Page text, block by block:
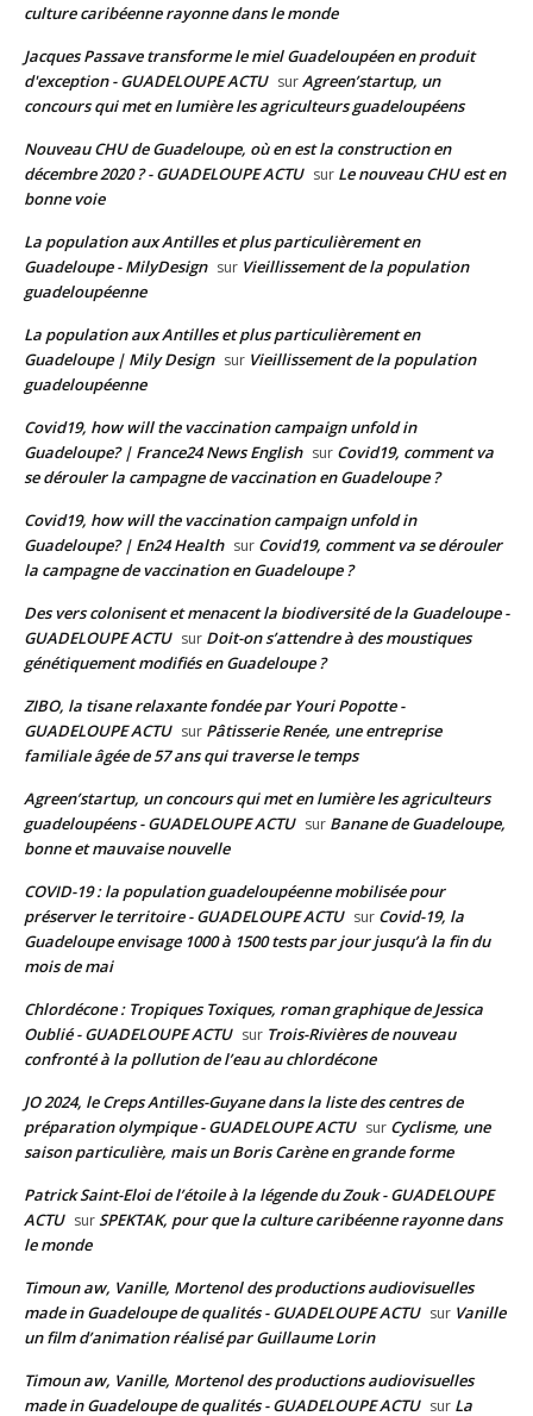
culture caribéenne rayonne dans le monde
Jacques Passave transforme le miel Guadeloupéen en produit
d'exception - GUADELOUPE ACTU surAgreen’startup, un
concours qui met en lumière les agriculteurs guadeloupéens
Nouveau CHU de Guadeloupe, où en est la construction en
décembre 2020 ? - GUADELOUPE ACTU sur Le nouveau CHU est en
bonne voie
La population aux Antilles et plus particulièrement en
Guadeloupe - MilyDesign sur Vieillissement de la population
guadeloupéenne
La population aux Antilles et plus particulièrement en
Guadeloupe | Mily Design sur Vieillissement de la population
guadeloupéenne
Covid19, how will the vaccination campaign unfold in
Guadeloupe? | France24 News English sur Covid19, comment va
se dérouler la campagne de vaccination en Guadeloupe ?
Covid19, how will the vaccination campaign unfold in
Guadeloupe? | En24 Health sur Covid19, comment va se dérouler
la campagne de vaccination en Guadeloupe ?
Des vers colonisent et menacent la biodiversité de la Guadeloupe -
GUADELOUPE ACTU sur Doit-on s’attendre à des moustiques
génétiquement modifiés en Guadeloupe ?
ZIBO, la tisane relaxante fondée par Youri Popotte -
GUADELOUPE ACTU sur Pâtisserie Renée, une entreprise
familiale âgée de 57 ans qui traverse le temps
Agreen’startup, un concours qui met en lumière les agriculteurs
guadeloupéens - GUADELOUPE ACTU sur Banane de Guadeloupe,
bonne et mauvaise nouvelle
COVID-19 : la population guadeloupéenne mobilisée pour
préserver le territoire - GUADELOUPE ACTU sur Covid-19, la
Guadeloupe envisage 1000 à 1500 tests par jour jusqu’à la fin du
mois de mai
Chlordécone : Tropiques Toxiques, roman graphique de Jessica
Oublié - GUADELOUPE ACTU sur Trois-Rivières de nouveau
confronté à la pollution de l’eau au chlordécone
JO 2024, le Creps Antilles-Guyane dans la liste des centres de
préparation olympique - GUADELOUPE ACTU sur Cyclisme, une
saison particulière, mais un Boris Carène en grande forme
Patrick Saint-Eloi de l’étoile à la légende du Zouk - GUADELOUPE
ACTU surSPEKTAK, pour que la culture caribéenne rayonne dans
le monde
Timoun aw, Vanille, Mortenol des productions audiovisuelles
made in Guadeloupe de qualités - GUADELOUPE ACTU sur Vanille
un film d’animation réalisé par Guillaume Lorin
Timoun aw, Vanille, Mortenol des productions audiovisuelles
made in Guadeloupe de qualités - GUADELOUPE ACTU sur La